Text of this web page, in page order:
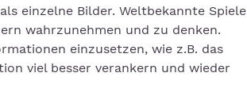
einzelne Bilder. Weltbekannte Spiele
wahrzunehmen und zu denken.
einzusetzen, wie z.B. das
viel besser verankern und wieder